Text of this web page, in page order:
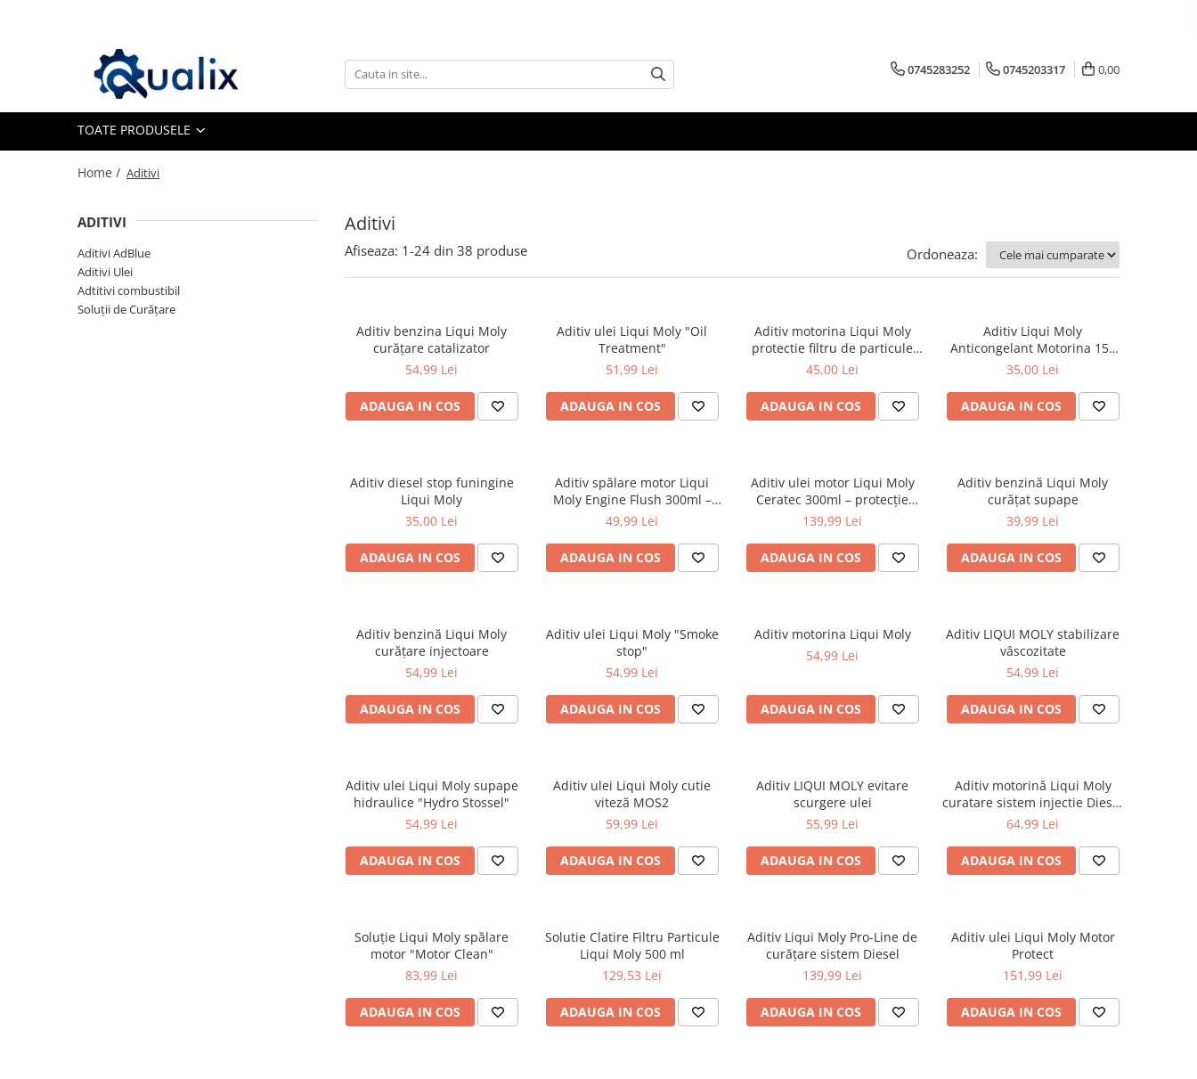
Toate Produsele
Antigel
Solutii Parbriz
Aditivi AdBlue
Aditivi Ulei
Adtitivi combustibil
0745283252 0745203317 0,00
TOATE PRODUSELE
Home / Aditivi
Aditivi
ADITIVI
Aditivi AdBlue
Aditivi Ulei
Adtitivi combustibil
Soluții de Curățare
Afiseaza: 1-24 din 38 produse Ordoneaza:
Aditiv benzina Liqui Moly
curățare catalizator
54,99 Lei
ADAUGA IN COS
Aditiv ulei Liqui Moly "Oil
Treatment"
51,99 Lei
ADAUGA IN COS
Aditiv motorina Liqui Moly
protectie filtru de particule
DPF-PROTECTOR
45,00 Lei
ADAUGA IN COS
Aditiv Liqui Moly
Anticongelant Motorina 150
Ml
35,00 Lei
ADAUGA IN COS
Aditiv diesel stop funingine
Liqui Moly
35,00 Lei
ADAUGA IN COS
Aditiv spălare motor Liqui
Moly Engine Flush 300ml –
curățare internă motor
49,99 Lei
ADAUGA IN COS
Aditiv ulei motor Liqui Moly
Ceratec 300ml – protecție
ceramică și reducere uzură
139,99 Lei
ADAUGA IN COS
Aditiv benzină Liqui Moly
curăţat supape
39,99 Lei
ADAUGA IN COS
Aditiv benzină Liqui Moly
curăţare injectoare
54,99 Lei
ADAUGA IN COS
Aditiv ulei Liqui Moly "Smoke
stop"
54,99 Lei
ADAUGA IN COS
Aditiv motorina Liqui Moly
54,99 Lei
ADAUGA IN COS
Aditiv LIQUI MOLY stabilizare
vâscozitate
54,99 Lei
ADAUGA IN COS
Aditiv ulei Liqui Moly supape
hidraulice "Hydro Stossel"
54,99 Lei
ADAUGA IN COS
Aditiv ulei Liqui Moly cutie
viteză MOS2
59,99 Lei
ADAUGA IN COS
Aditiv LIQUI MOLY evitare
scurgere ulei
55,99 Lei
ADAUGA IN COS
Aditiv motorină Liqui Moly
curatare sistem injectie Diesel
– Pro Line
64,99 Lei
ADAUGA IN COS
Soluţie Liqui Moly spălare
motor "Motor Clean"
83,99 Lei
ADAUGA IN COS
Solutie Clatire Filtru Particule
Liqui Moly 500 ml
129,53 Lei
ADAUGA IN COS
Aditiv Liqui Moly Pro-Line de
curăţare sistem Diesel
139,99 Lei
ADAUGA IN COS
Aditiv ulei Liqui Moly Motor
Protect
151,99 Lei
ADAUGA IN COS